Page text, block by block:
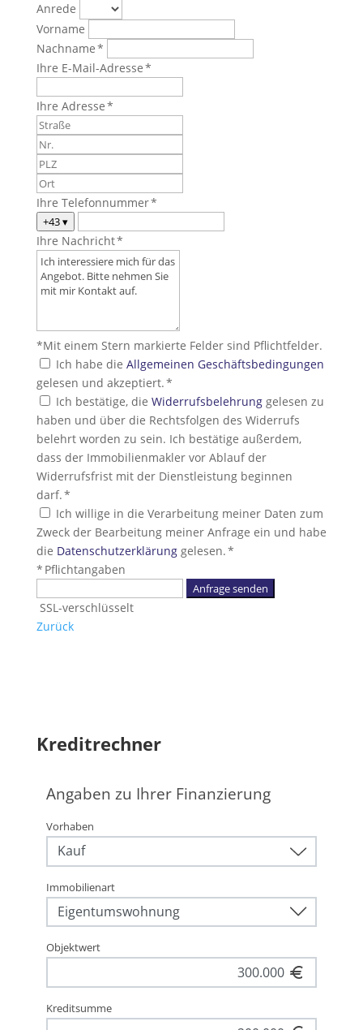
Anrede
Vorname
Nachname *
Ihre E-Mail-Adresse *
Ihre Adresse *
Ihre Telefonnummer *
+43▾
Ihre Nachricht *
*Mit einem Stern markierte Felder sind Pflichtfelder.
Ich habe die Allgemeinen Geschäftsbedingungen
gelesen und akzeptiert. *
Ich bestätige, die Widerrufsbelehrunggelesen zu
haben und über die Rechtsfolgen des Widerrufs
belehrt worden zu sein. Ich bestätige außerdem,
dass der Immobilienmakler vor Ablauf der
Widerrufsfrist mit der Dienstleistung beginnen
darf. *
Ich willige in die Verarbeitung meiner Daten zum
Zweck der Bearbeitung meiner Anfrage ein und habe
die Datenschutzerklärunggelesen. *
* Pflichtangaben
Anfrage senden
SSL-verschlüsselt
Zurück
Kreditrechner